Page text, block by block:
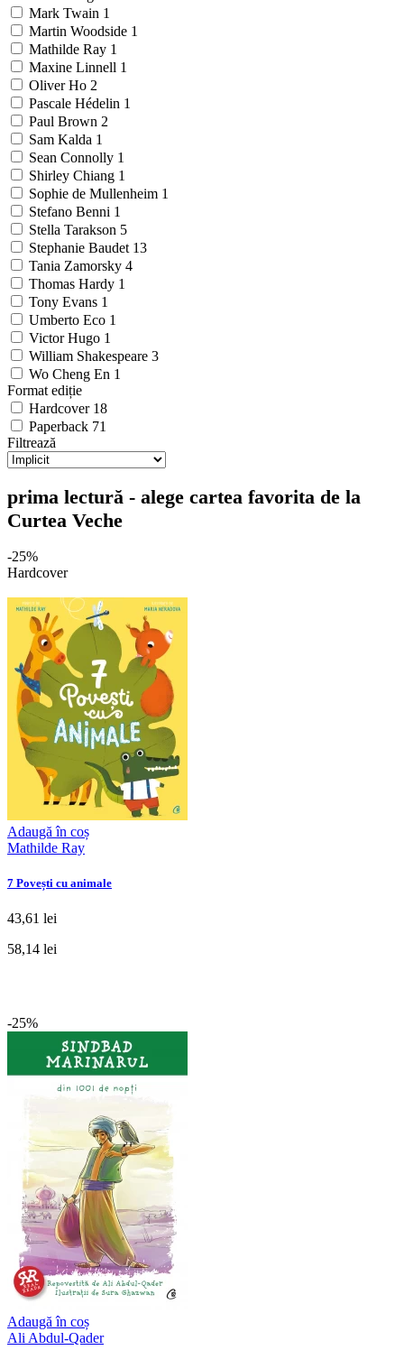
Mark Twain 1
Martin Woodside 1
Mathilde Ray 1
Maxine Linnell 1
Oliver Ho 2
Pascale Hédelin 1
Paul Brown 2
Sam Kalda 1
Sean Connolly 1
Shirley Chiang 1
Sophie de Mullenheim 1
Stefano Benni 1
Stella Tarakson 5
Stephanie Baudet 13
Tania Zamorsky 4
Thomas Hardy 1
Tony Evans 1
Umberto Eco 1
Victor Hugo 1
William Shakespeare 3
Wo Cheng En 1
Format ediție
Hardcover 18
Paperback 71
Filtrează
prima lectură - alege cartea favorita de la
Curtea Veche
-25%
Hardcover
Adaugă în coș
Mathilde Ray
7 Povești cu animale
43,61 lei
58,14 lei
-25%
Adaugă în coș
Ali Abdul-Qader